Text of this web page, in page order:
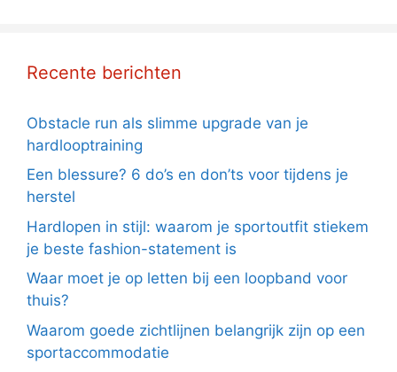
Recente berichten
Obstacle run als slimme upgrade van je
hardlooptraining
Een blessure? 6 do’s en don’ts voor tijdens je
herstel
Hardlopen in stijl: waarom je sportoutfit stiekem
je beste fashion-statement is
Waar moet je op letten bij een loopband voor
thuis?
Waarom goede zichtlijnen belangrijk zijn op een
sportaccommodatie